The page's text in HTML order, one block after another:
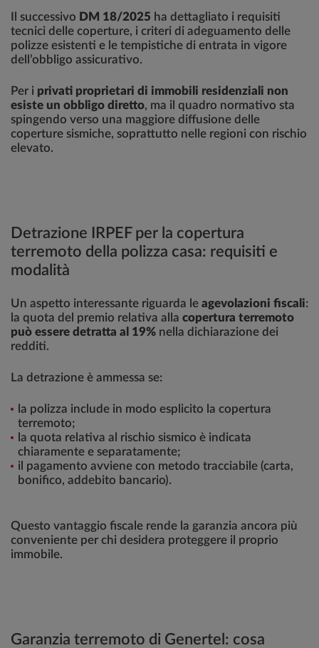
Il successivo DM 18/2025 ha dettagliato i requisiti
tecnici delle coperture, i criteri di adeguamento delle
polizze esistenti e le tempistiche di entrata in vigore
dell’obbligo assicurativo.
Per i privati proprietari di immobili residenziali non
esiste un obbligo diretto, ma il quadro normativo sta
spingendo verso una maggiore diffusione delle
coperture sismiche, soprattutto nelle regioni con rischio
elevato.
Detrazione IRPEF per la copertura
terremoto della polizza casa: requisiti e
modalità
Un aspetto interessante riguarda le agevolazioni fiscali:
la quota del premio relativa alla copertura terremoto
può essere detratta al 19% nella dichiarazione dei
redditi.
La detrazione è ammessa se:
la polizza include in modo esplicito la copertura
terremoto;
la quota relativa al rischio sismico è indicata
chiaramente e separatamente;
il pagamento avviene con metodo tracciabile (carta,
bonifico, addebito bancario).
Questo vantaggio fiscale rende la garanzia ancora più
conveniente per chi desidera proteggere il proprio
immobile.
Garanzia terremoto di Genertel: cosa